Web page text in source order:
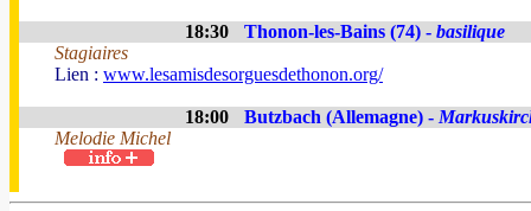
18:30 Thonon-les-Bains (74) - basilique
Stagiaires
Lien : www.lesamisdesorguesdethonon.org/
18:00 Butzbach (Allemagne) -
Melodie Michel